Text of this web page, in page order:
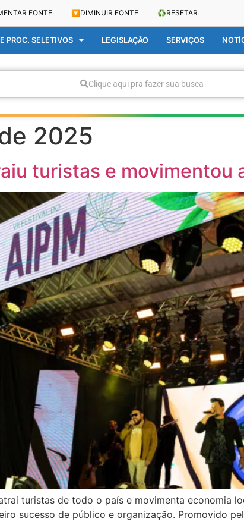
FONTE 🔽 DIMINUIR FONTE ♻️RESETAR
PROC. SELETIVOS LEGISLAÇÃO SERVIÇOS
Clique aqui pra fazer sua busca
2025
turistas e movimentou
turistas de todo o país e movimenta economia
sucesso de público e organização. Promovido